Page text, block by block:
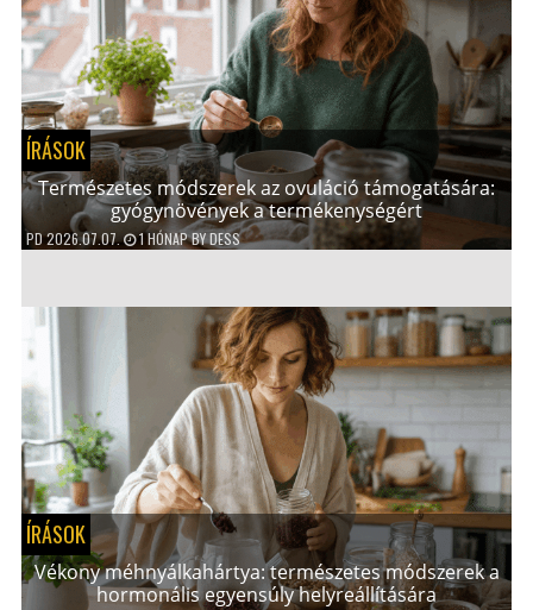
ÍRÁSOK
Természetes módszerek az ovuláció támogatására:
gyógynövények a termékenységért
PD2026.07.07. 1 HÓNAPBYDESS
ÍRÁSOK
Vékony méhnyálkahártya: természetes módszerek a
hormonális egyensúly helyreállítására